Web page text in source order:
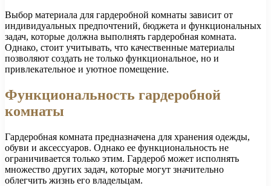
Выбор материала для гардеробной комнаты зависит от
индивидуальных предпочтений, бюджета и функциональных
задач, которые должна выполнять гардеробная комната.
Однако, стоит учитывать, что качественные материалы
позволяют создать не только функциональное, но и
привлекательное и уютное помещение.
Функциональность гардеробной
комнаты
Гардеробная комната предназначена для хранения одежды,
обуви и аксессуаров. Однако ее функциональность не
ограничивается только этим. Гардероб может исполнять
множество других задач, которые могут значительно
облегчить жизнь его владельцам.